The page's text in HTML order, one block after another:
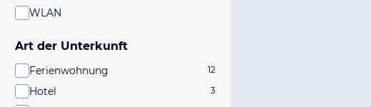
WLAN
Art der Unterkunft
Ferienwohnung 12
Hotel 3